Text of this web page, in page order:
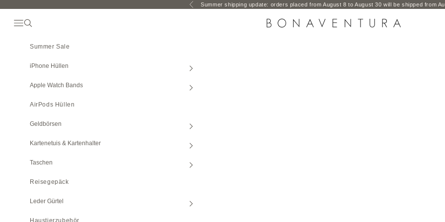
Vorherige
Summer shipping update: orders placed from August 8 to August 30 will be shipped from
BONAVENTURA GLOBAL
Navigationsmenü Öffnen
Suche öffnen
Summer Sale
iPhone Hüllen
Apple Watch Bands
AirPods Hüllen
Geldbörsen
Kartenetuis & Kartenhalter
Taschen
Reisegepäck
Leder Gürtel
Haustierzubehör